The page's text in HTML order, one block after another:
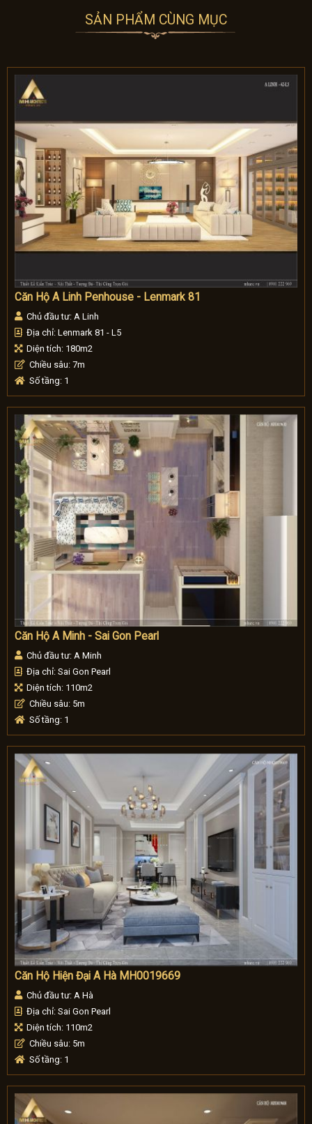
SẢN PHẨM CÙNG MỤC
Căn Hộ A Linh Penhouse - Lenmark 81
Chủ đầu tư: A Linh
Địa chỉ: Lenmark 81 - L5
Diện tích: 180m2
Chiều sâu: 7m
Số tầng: 1
Căn Hộ A Minh - Sai Gon Pearl
Chủ đầu tư: A Minh
Địa chỉ: Sai Gon Pearl
Diện tích: 110m2
Chiều sâu: 5m
Số tầng: 1
Căn Hộ Hiện Đại A Hà MH0019669
Chủ đầu tư: A Hà
Địa chỉ: Sai Gon Pearl
Diện tích: 110m2
Chiều sâu: 5m
Số tầng: 1